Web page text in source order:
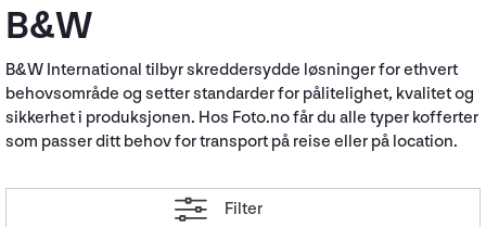
B&W
B&W International tilbyr skreddersydde løsninger for ethvert
behovsområde og setter standarder for pålitelighet, kvalitet og
sikkerhet i produksjonen. Hos Foto.no får du alle typer kofferter
som passer ditt behov for transport på reise eller på location.
Filter